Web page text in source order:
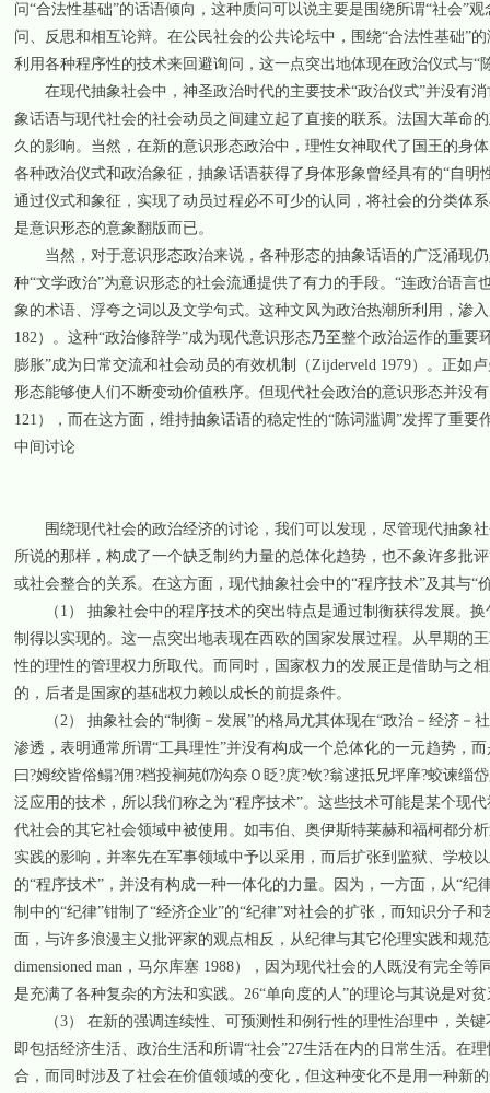
问“合法性基础”的话语倾向，这种质问可以说主要是围绕所谓“社会”
问、反思和相互论辩。在公民社会的公共论坛中，围绕“合法性基础”
利用各种程序性的技术来回避询问，这一点突出地体现在政治仪式与“
在现代抽象社会中，神圣政治时代的主要技术“政治仪式”并没有消
象话语与现代社会的社会动员之间建立起了直接的联系。法国大革命
久的影响。当然，在新的意识形态政治中，理性女神取代了国王的身
各种政治仪式和政治象征，抽象话语获得了身体形象曾经具有的“自
通过仪式和象征，实现了动员过程必不可少的认同，将社会的分类体
是意识形态的意象翻版而已。
当然，对于意识形态政治来说，各种形态的抽象话语的广泛涌现仍
种“文学政治”为意识形态的社会流通提供了有力的手段。“连政治语
象的术语、浮夸之词以及文学句式。这种文风为政治热潮所利用，渗
182）。这种“政治修辞学”成为现代意识形态乃至整个政治运作的重
膨胀”成为日常交流和社会动员的有效机制（Zijderveld 1979）。正如
形态能够使人们不断变动价值秩序。但现代社会政治的意识形态并没
121），而在这方面，维持抽象话语的稳定性的“陈词滥调”发挥了重要
中间讨论
围绕现代社会的政治经济的讨论，我们可以发现，尽管现代抽象社
所说的那样，构成了一个缺乏制约力量的总体化趋势，也不象许多批
或社会整合的关系。在这方面，现代抽象社会中的“程序技术”及其与“
（1） 抽象社会中的程序技术的突出特点是通过制衡获得发展。换
制得以实现的。这一点突出地表现在西欧的国家发展过程。从早期的
性的理性的管理权力所取代。而同时，国家权力的发展正是借助与之
的，后者是国家的基础权力赖以成长的前提条件。
（2） 抽象社会的“制衡－发展”的格局尤其体现在“政治－经济－
渗透，表明通常所谓“工具理性”并没有构成一个总体化的一元趋势，
曰?姆绞皆俗鳎?佣?档投裥苑⒄沟奈Ｏ眨?庹?钦?翁逑抵兄坪庠?蛟谏缁
泛应用的技术，所以我们称之为“程序技术”。这些技术可能是某个现
代社会的其它社会领域中被使用。如韦伯、奥伊斯特莱赫和福柯都分
实践的影响，并率先在军事领域中予以采用，而后扩张到监狱、学校
的“程序技术”，并没有构成一种一体化的力量。因为，一方面，从“
制中的“纪律”钳制了“经济企业”的“纪律”对社会的扩张，而知识分子
面，与许多浪漫主义批评家的观点相反，从纪律与其它伦理实践和规
dimensioned man，马尔库塞 1988），因为现代社会的人既没有完全
是充满了各种复杂的方法和实践。26“单向度的人”的理论与其说是对
（3） 在新的强调连续性、可预测性和例行性的理性治理中，关键
即包括经济生活、政治生活和所谓“社会”27生活在内的日常生活。在
合，而同时涉及了社会在价值领域的变化，但这种变化不是用一种新